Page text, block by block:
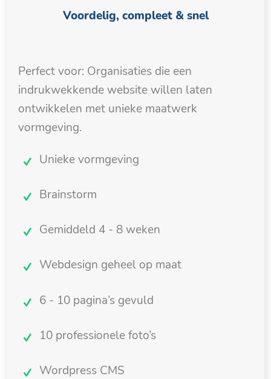
Voordelig, compleet & snel
Perfect voor: Organisaties die een
indrukwekkende website willen laten
ontwikkelen met unieke maatwerk
vormgeving.
Unieke vormgeving
Brainstorm
Gemiddeld 4 - 8 weken
Webdesign geheel op maat
6 - 10 pagina’s gevuld
10 professionele foto’s
Wordpress CMS